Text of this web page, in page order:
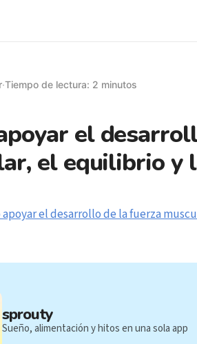
·Tiempo de lectura: 2 minutos
el
el equilibrio y
sprouty
Sueño, alimentación y hitos en una sola app